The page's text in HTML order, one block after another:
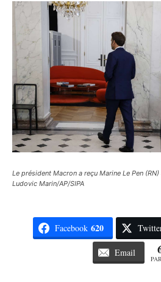
Le président Macron a reçu Marine Le Pen
Ludovic Marin/AP/SIPA
Facebook 620
Email